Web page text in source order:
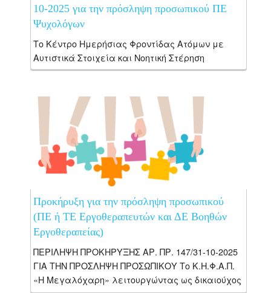
10-2025 για την πρόσληψη προσωπικού ΠΕ
Ψυχολόγων
Το Κέντρο Ημερήσιας Φροντίδας Ατόμων με
Αυτιστικά Στοιχεία και Νοητική Στέρηση
Κ.Η.Φ.Α.Π. «Η Μεγαλόχαρη» του Συλλόγου
λειτουργώντας ως δικαιούχος της Πράξης
«ΚΕΝΤΡΟ ΔΙΗΜΕΡΕΥΣΗΣ ΗΜΕΡΗΣΙΑΣ
ΦΡΟΝΤΙΔΑΣ...
Προκήρυξη για την πρόσληψη προσωπικού
(ΠΕ ή ΤΕ Εργοθεραπευτών και ΔΕ Βοηθών
Εργοθεραπείας)
ΠΕΡΙΛΗΨΗ ΠΡΟΚΗΡΥΞΗΣ ΑΡ. ΠΡ. 147/31-10-2025
ΓΙΑ ΤΗΝ ΠΡΟΣΛΗΨΗ ΠΡΟΣΩΠΙΚΟΥ Το Κ.Η.Φ.Α.Π.
«Η Μεγαλόχαρη» λειτουργώντας ως δικαιούχος